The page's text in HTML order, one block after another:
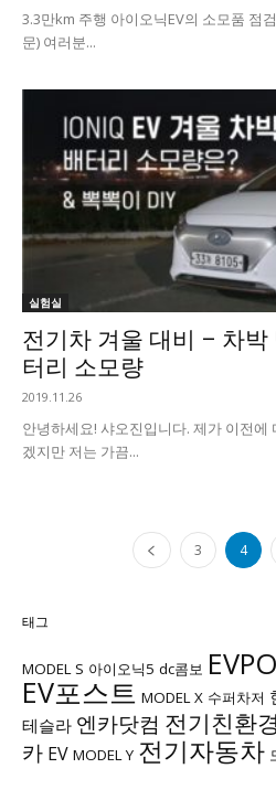
3.3만km 주행 아이오닉EV의 소모품 점
문) 여러분...
실험실
전기차 겨울 대비 – 차박
터리 소모량
2019.11.26
안녕하세요! 샤오진입니다. 제가 이전에
겠지만 저는 가끔...
3 4
태그
MODEL S 아이오닉5 dc콤보
EV포스트 MODEL X 수퍼차저
테슬라 엔카닷컴 전기친환
카 EV MODEL Y 전기자동차